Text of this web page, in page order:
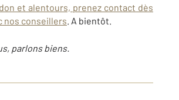
et alentours, prenez contact dès
nos conseillers. A bientôt.
parlons biens.